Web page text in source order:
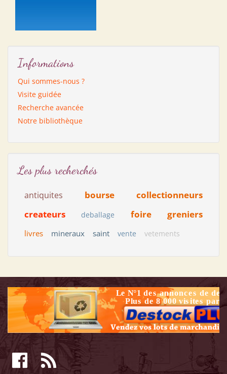
Informations
Qui sommes-nous ?
Visite guidée
Recherche avancée
Notre bibliothèque
Les plus recherchés
antiquites bourse
collectionneurs
createurs
deballage foire greniers
livres mineraux saint vente vetements